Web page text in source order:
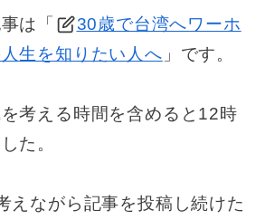
は「
30歳で台湾へワーホ
生を知りたい人へ 」です。
考える時間を含めると12時
た。
えながら記事を投稿し続けた